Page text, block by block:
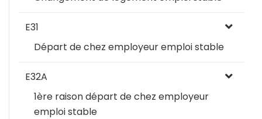
E31
Départ de chez employeur emploi stable
E32A
1ère raison départ de chez employeur
emploi stable